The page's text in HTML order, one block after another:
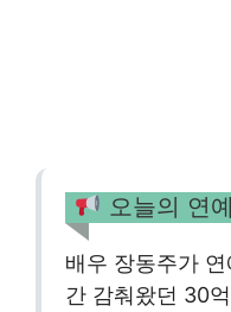
오늘의 연
배우 장동주가
간 감춰왔던 30